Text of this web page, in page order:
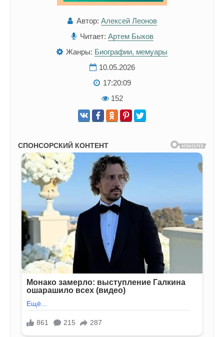
Автор: Алексей Леонов
Читает: Артем Быков
Жанры: Биографии, мемуары
10.05.2026
17:20:09
152